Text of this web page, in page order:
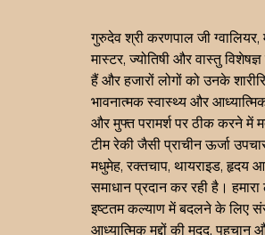
गुरुदेव श्री करणपाल जी
मास्टर, ज्योतिषी और वास्तु
हैं और हजारों लोगों को उनके
भावनात्मक स्वास्थ्य और
और मुफ्त परामर्श पर ठीक करने में
टीम रेकी जैसी प्राचीन ऊर्जा
मधुमेह, रक्तचाप, थायराइड, हृदय
समाधान प्रदान कर रही है।
इष्टतम कल्याण में बदलने के लिए
आध्यात्मिक मुद्दों की मदद, पहचान